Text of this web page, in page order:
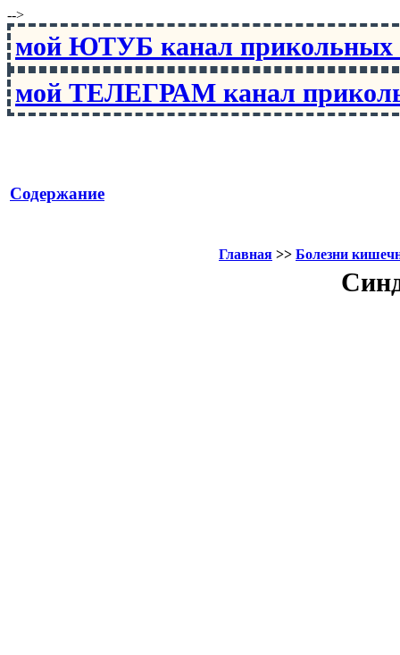
-->
мой ЮТУБ канал
мой ТЕЛЕГРАМ канал
Содержание
Главная >> Болезни